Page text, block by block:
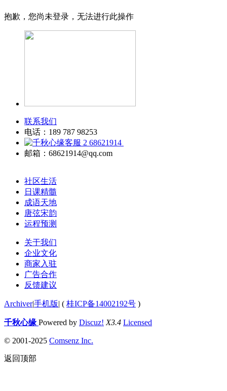
抱歉，您尚未登录，无法进行此操作
联系我们
电话：189 787 98253
68621914
邮箱：68621914@qq.com
社区生活
日课精髓
成语天地
唐弦宋韵
运程预测
关于我们
企业文化
商家入驻
广告合作
反馈建议
Archiver|手机版| ( 桂ICP备14002192号 )
千秋心缘 Powered by Discuz! X3.4 Licensed
© 2001-2025 Comsenz Inc.
返回顶部